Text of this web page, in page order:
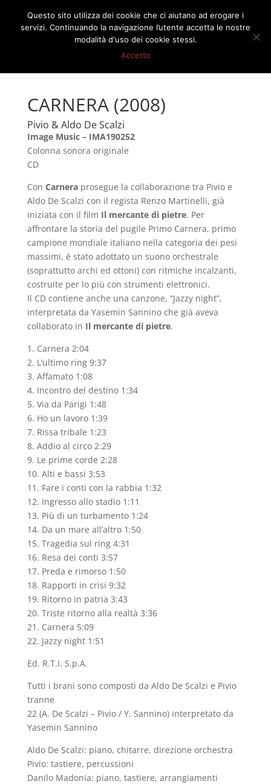
CARNERA (2008)
Pivio & Aldo De Scalzi
Image Music – IMA190252
Colonna sonora originale
CD
Con Carneraprosegue la collaborazione tra Pivio e
Aldo De Scalzi con il regista Renzo Martinelli, già
iniziata con il film Il mercante di pietre. Per
affrontare la storia del pugile Primo Carnera, primo
campione mondiale italiano nella categoria dei pesi
massimi, è stato adottato un suono orchestrale
(soprattutto archi ed ottoni) con ritmiche incalzanti,
costruite per lo più con strumenti elettronici.
Il CD contiene anche una canzone, “Jazzy night”,
interpretata da Yasemin Sannino che già aveva
collaborato in Il mercante di pietre.
1. Carnera 2:04
2. L’ultimo ring 9:37
3. Affamato 1:08
4. Incontro del destino 1:34
5. Via da Parigi 1:48
6. Ho un lavoro 1:39
7. Rissa tribale 1:23
8. Addio al circo 2:29
9. Le prime corde 2:28
10. Alti e bassi 3:53
11. Fare i conti con la rabbia 1:32
12. Ingresso allo stadio 1:11
13. Più di un turbamento 1:24
14. Da un mare all’altro 1:50
15. Tragedia sul ring 4:31
16. Resa dei conti 3:57
17. Preda e rimorso 1:50
18. Rapporti in crisi 9:32
19. Ritorno in patria 3:43
20. Triste ritorno alla realtà 3:36
21. Carnera 5:09
22. Jazzy night 1:51
Ed. R.T.I. S.p.A.
Tutti i brani sono composti da Aldo De Scalzi e Pivio
tranne
22 (A. De Scalzi – Pivio / Y. Sannino) interpretato da
Yasemin Sannino
Aldo De Scalzi: piano, chitarre, direzione orchestra
Pivio: tastiere, percussioni
Danilo Madonia: piano, tastiere, arrangiamenti
Questo sito utilizza dei cookie che ci aiutano ad erogare i
servizi. Continuando la navigazione l’utente accetta le nostre
modalità d'uso dei cookie stessi.
Accetto